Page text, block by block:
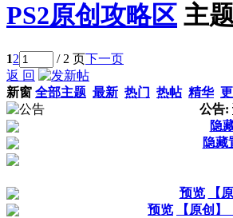
PS2原创攻略区 主
12 / 2 页下一页
返 回
新窗 全部主题 最新 热门 热帖 精华
公告:
隐
隐藏
预览
【
预览
【原创